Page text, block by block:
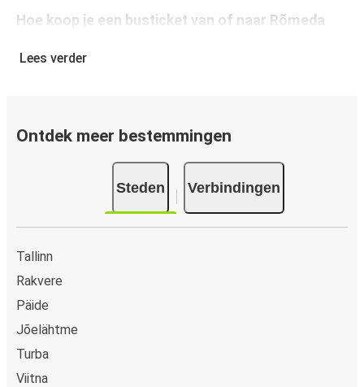
Hoe koop je een busticket van of naar Rõmeda
Een busticket kopen bij FlixBus is eenvoudig: op onze
Paypal, Google en Apple Pay. Je kunt ook contant
betalen op sommige routes of bij een van onze
Lees verder
Ontdek meer bestemmingen
Steden Verbindingen
Tallinn
Rakvere
Päide
Jõelähtme
Turba
Viitna